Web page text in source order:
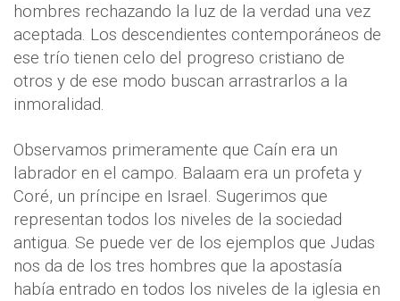
hombres rechazando la luz de la verdad una vez
aceptada. Los descendientes contemporáneos de
ese trío tienen celo del progreso cristiano de
otros y de ese modo buscan arrastrarlos a la
inmoralidad.
Observamos primeramente que Caín era un
labrador en el campo. Balaam era un profeta y
Coré, un príncipe en Israel. Sugerimos que
representan todos los niveles de la sociedad
antigua. Se puede ver de los ejemplos que Judas
nos da de los tres hombres que la apostasía
había entrado en todos los niveles de la iglesia en